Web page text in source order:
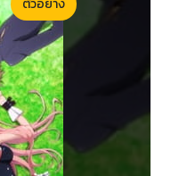
ตัวอย่าง